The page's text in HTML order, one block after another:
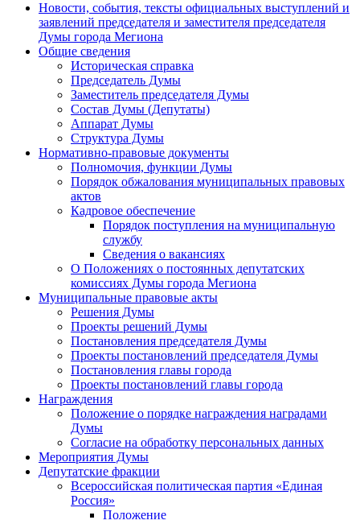
Новости, события, тексты официальных выступлений и
заявлений председателя и заместителя председателя
Думы города Мегиона
Общие сведения
Историческая справка
Председатель Думы
Заместитель председателя Думы
Состав Думы (Депутаты)
Аппарат Думы
Структура Думы
Нормативно-правовые документы
Полномочия, функции Думы
Порядок обжалования муниципальных правовых
актов
Кадровое обеспечение
Порядок поступления на муниципальную
службу
Сведения о вакансиях
О Положениях о постоянных депутатских
комиссиях Думы города Мегиона
Муниципальные правовые акты
Решения Думы
Проекты решений Думы
Постановления председателя Думы
Проекты постановлений председателя Думы
Постановления главы города
Проекты постановлений главы города
Награждения
Положение о порядке награждения наградами
Думы
Согласие на обработку персональных данных
Мероприятия Думы
Депутатские фракции
Всероссийская политическая партия «Единая
Россия»
Положение